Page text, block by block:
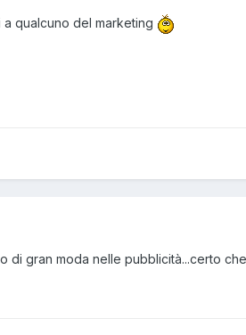
qualcuno del marketing
di gran moda nelle pubblicità...certo